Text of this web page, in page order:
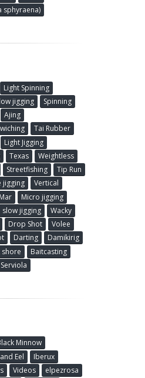
sphyraena)
Light Spinning
jigging
Spinning
Ajing
Tai Rubber
Light Jigging
Texas
Weightless
Streetfishing
Tip Run
jigging
Vertical
Micro jigging
slow jigging
Wacky
Drop Shot
Volee
Darting
Damikirig
shore
Baitcasting
Serviola
Minnow
Eel
Iberux
Videos
elpezrosa